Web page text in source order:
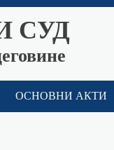
СУД
ОСНОВНИ АКТИ